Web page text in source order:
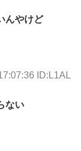
んやけど
ID:L1AL
ない